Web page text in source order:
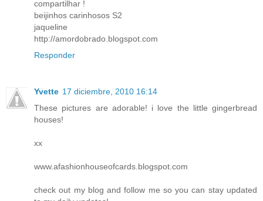
compartilhar !
beijinhos carinhosos S2
jaqueline
http://amordobrado.blogspot.com
Responder
Yvette 17 diciembre, 2010 16:14
These pictures are adorable! i love the little gingerbread
houses!
xx
www.afashionhouseofcards.blogspot.com
check out my blog and follow me so you can stay updated